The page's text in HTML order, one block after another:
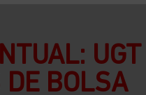
UGT
DE BOLSA